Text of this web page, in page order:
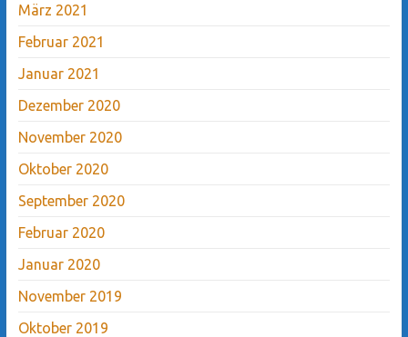
März 2021
Februar 2021
Januar 2021
Dezember 2020
November 2020
Oktober 2020
September 2020
Februar 2020
Januar 2020
November 2019
Oktober 2019